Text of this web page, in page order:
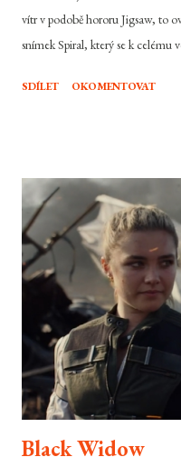
vítr v podobě hororu Jigsaw, to
snímek Spiral, který se k celému
jiného a celý odkaz původní
SDÍLET OKOMENTOVAT
Black Widow